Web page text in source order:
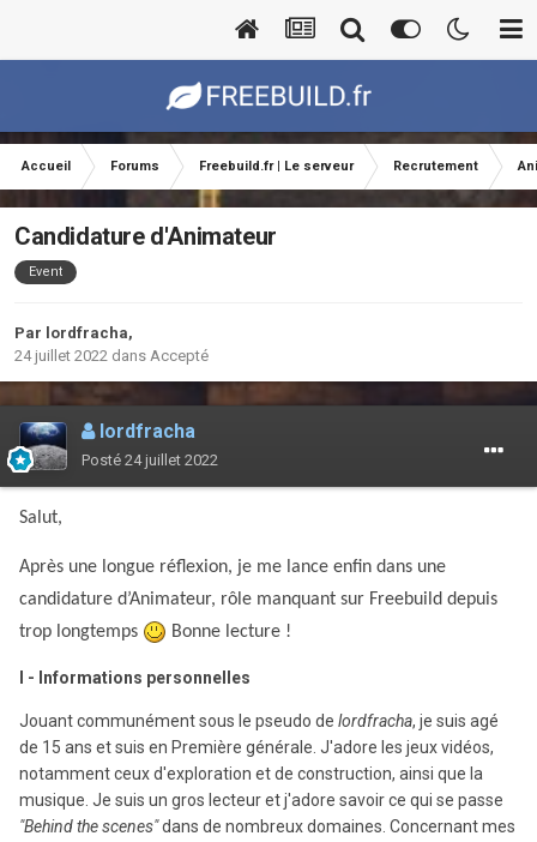
Accueil Forums Freebuild.fr | Le serveur Recrutement
Candidature d'Animateur
Event
Par lordfracha,
24 juillet 2022 dans Accepté
lordfracha
Posté 24 juillet 2022
Salut,
Après une longue réflexion, je me lance enfin dans une
candidature d’Animateur, rôle manquant sur Freebuild depuis
trop longtemps
Bonne lecture !
I - Informations personnelles
Jouant communément sous le pseudo de lordfracha, je suis agé
de 15 ans et suis en Première générale. J'adore les jeux vidéos,
notamment ceux d'exploration et de construction, ainsi que la
musique. Je suis un gros lecteur et j'adore savoir ce qui se passe
"Behind the scenes"dans de nombreux domaines. Concernant mes